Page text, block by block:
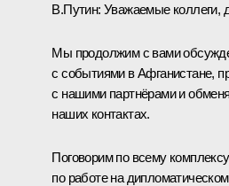
В.Путин: Уважаемые коллеги,
Мы продолжим с вами
с событиями в Афганистане,
с нашими партнёрами и
наших контактах.
Поговорим по всему
по работе на